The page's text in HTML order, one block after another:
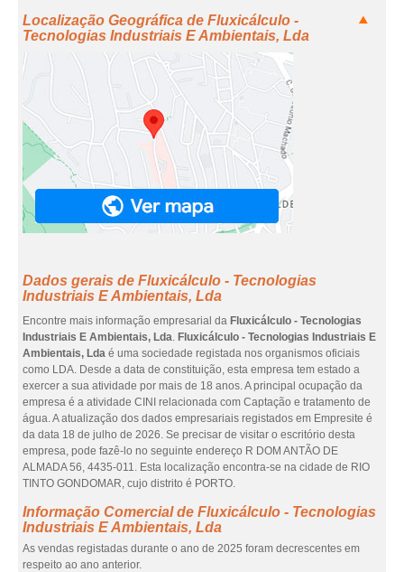
Localização Geográfica de Fluxicálculo -
Tecnologias Industriais E Ambientais, Lda
Dados gerais de Fluxicálculo - Tecnologias
Industriais E Ambientais, Lda
Encontre mais informação empresarial da Fluxicálculo - Tecnologias
Industriais E Ambientais, Lda. Fluxicálculo - Tecnologias Industriais E
Ambientais, Lda é uma sociedade registada nos organismos oficiais
como LDA. Desde a data de constituição, esta empresa tem estado a
exercer a sua atividade por mais de 18 anos. A principal ocupação da
empresa é a atividade CINI relacionada com Captação e tratamento de
água. A atualização dos dados empresariais registados em Empresite é
da data 18 de julho de 2026. Se precisar de visitar o escritório desta
empresa, pode fazê-lo no seguinte endereço R DOM ANTÃO DE
ALMADA 56, 4435-011. Esta localização encontra-se na cidade de RIO
TINTO GONDOMAR, cujo distrito é PORTO.
Informação Comercial de Fluxicálculo - Tecnologias
Industriais E Ambientais, Lda
As vendas registadas durante o ano de 2025 foram decrescentes em
respeito ao ano anterior.